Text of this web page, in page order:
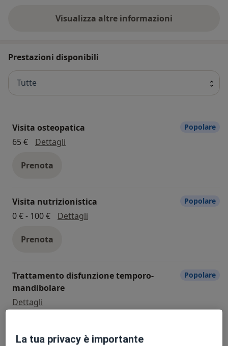
Visualizza altre informazioni
Prestazioni disponibili
Tutte
Visita osteopatica
65 €
Dettagli
Prenota
Popolare
Visita nutrizionistica
0 € - 100 €
Dettagli
Prenota
Popolare
Trattamento disfunzione temporo-
mandibolare
Dettagli
Popolare
La tua privacy è importante